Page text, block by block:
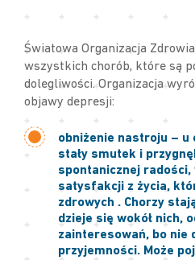
Światowa Organizacja
wszystkich chorób, które są
dolegliwości. Organizacja
objawy depresji:
obniżenie nastroju – u
stały smutek i
spontanicznej
satysfakcji z życia,
zdrowych . Chorzy
dzieje się wokół nich,
zainteresowań, bo nie
przyjemności. Może